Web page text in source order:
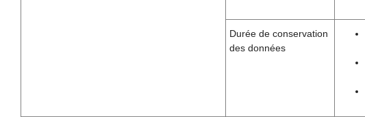
Durée de conservation
des données